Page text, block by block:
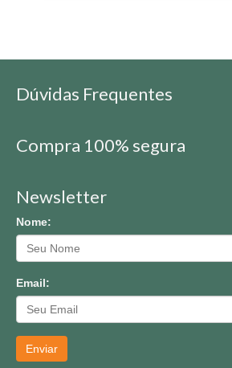
Dúvidas Frequentes
Compra 100% segura
Newsletter
Nome:
Email:
Enviar